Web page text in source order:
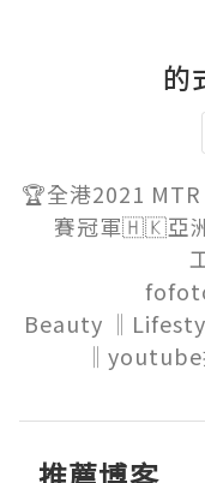
的
🏆全港2021
賽冠軍🇭🇰亞
Beauty